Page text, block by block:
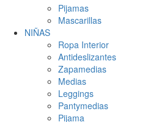
Pijamas
Mascarillas
NIÑAS
Ropa Interior
Antideslizantes
Zapamedias
Medias
Leggings
Pantymedias
Pijama